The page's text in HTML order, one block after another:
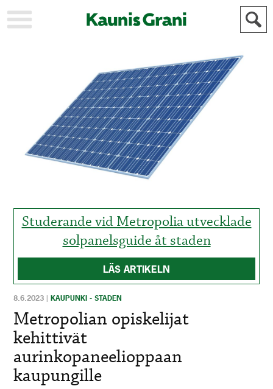
AKTUELLT
IDROTT
KULTTUURI
KULTUR
HISTORIA
HISTORIA
YLEINEN
ALLMÄN
FÖR
ANNONSÖRER
Studerande vid Metropolia utvecklade
solpanelsguide åt staden
LÄS ARTIKELN
8.6.2023 |KAUPUNKI - STADEN
Metropolian opiskelijat
kehittivät
aurinkopaneelioppaan
kaupungille